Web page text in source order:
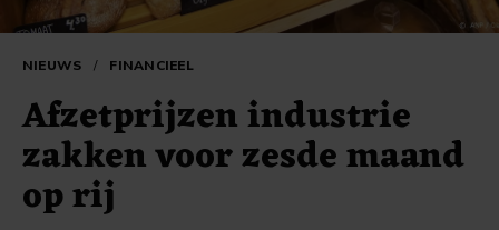
NIEUWS / FINANCIEEL
Afzetprijzen industrie
zakken voor zesde maand
op rij